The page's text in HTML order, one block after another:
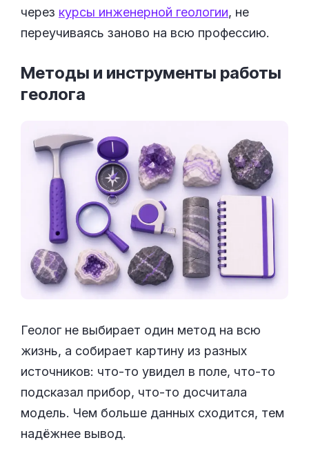
через курсы инженерной геологии, не
переучиваясь заново на всю профессию.
Методы и инструменты работы
геолога
Геолог не выбирает один метод на всю
жизнь, а собирает картину из разных
источников: что-то увидел в поле, что-то
подсказал прибор, что-то досчитала
модель. Чем больше данных сходится, тем
надёжнее вывод.